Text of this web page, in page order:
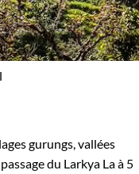
gurungs, vallées
du Larkya La à 5